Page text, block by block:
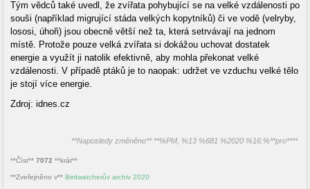
Tým vědců také uvedl, že zvířata pohybující se na velké vzdálenosti po
souši (například migrující stáda velkých kopytníků) či ve vodě (velryby,
lososi, úhoři) jsou obecně větší než ta, která setrvávají na jednom
místě. Protože pouze velká zvířata si dokážou uchovat dostatek
energie a využít ji natolik efektivně, aby mohla překonat velké
vzdálenosti. V případě ptáků je to naopak: udržet ve vzduchu velké tělo
je stojí více energie.
Zdroj: idnes.cz
**Naposledy změněno** **%PM, %13 %681 %2020 %16:%**pro****
**Číst** 7072 **krát**
**Zveřejněno v** Birdwatcherův archiv 2020